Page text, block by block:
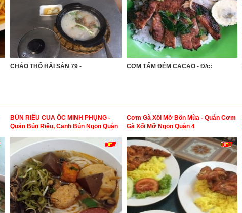
CHÁO THỐ HẢI SẢN 79 - CƠM TẤM ĐÊM CACAO - Đ/c:
BÚN RIÊU CUA ỐC MINH PHỤNG -
Quán Bún Riêu, Canh Bún Ngon Quận
Cơm Gà Xối Mỡ Bốn Mùa - Quán Cơm
Gà Xối Mỡ Ngon Quận 4